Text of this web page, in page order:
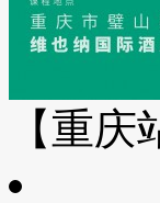
【重